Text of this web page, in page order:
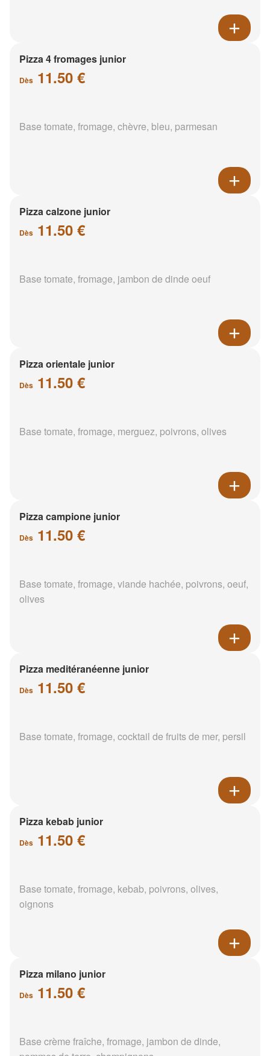
Pizza 4 fromages junior
Dès 11.50 €
Base tomate, fromage, chèvre, bleu, parmesan
Pizza calzone junior
Dès 11.50 €
Base tomate, fromage, jambon de dinde oeuf
Pizza orientale junior
Dès 11.50 €
Base tomate, fromage, merguez, poivrons, olives
Pizza campione junior
Dès 11.50 €
Base tomate, fromage, viande hachée, poivrons, oeuf,
olives
Pizza meditéranéenne junior
Dès 11.50 €
Base tomate, fromage, cocktail de fruits de mer, persil
Pizza kebab junior
Dès 11.50 €
Base tomate, fromage, kebab, poivrons, olives,
oignons
Pizza milano junior
Dès 11.50 €
Base crème fraîche, fromage, jambon de dinde,